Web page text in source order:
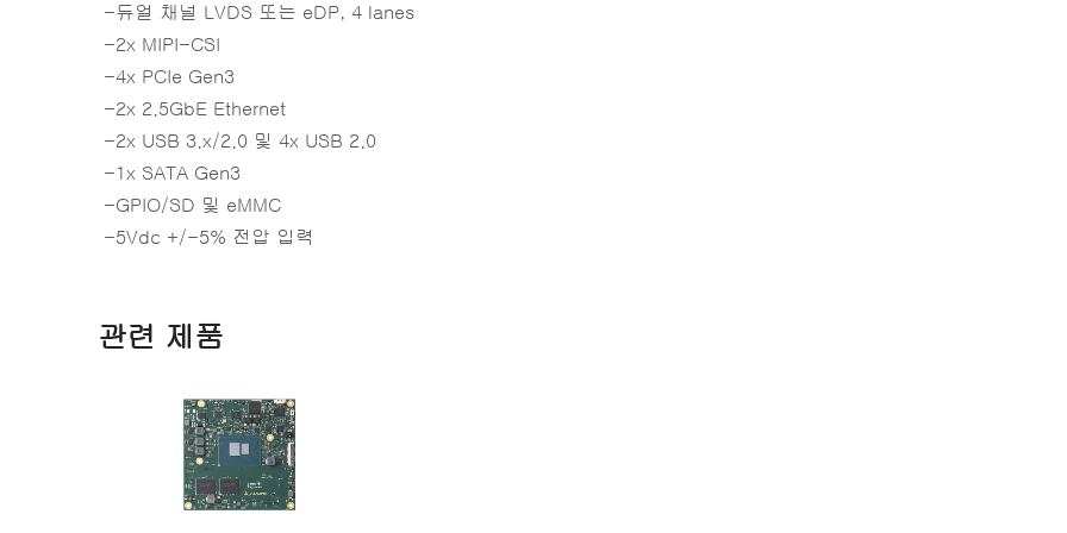
-듀얼 채널 LVDS 또는 eDP, 4 lanes
-2x MIPI-CSI
-4x PCIe Gen3
-2x 2.5GbE Ethernet
-2x USB 3.x/2.0 및 4x USB 2.0
-1x SATA Gen3
-GPIO/SD 및 eMMC
-5Vdc +/-5% 전압 입력
관련 제품